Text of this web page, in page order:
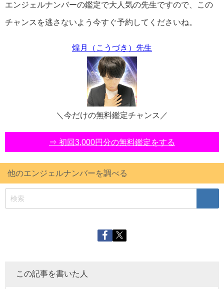
エンジェルナンバーの鑑定で大人気の先生ですので、この
チャンスを逃さないよう今すぐ予約してくださいね。
煌月（こうづき）先生
＼今だけの無料鑑定チャンス／
⇒ 初回3,000円分の無料鑑定をする
他のエンジェルナンバーを調べる
この記事を書いた人